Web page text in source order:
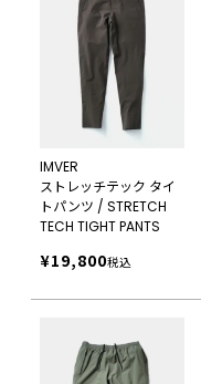
IMVER
ストレッチテック タイ
トパンツ / STRETCH
TECH TIGHT PANTS
¥19,800税込